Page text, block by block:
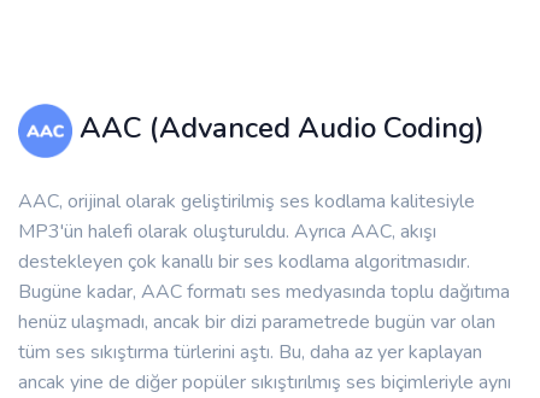
AAC (Advanced Audio Coding)
AAC, orijinal olarak geliştirilmiş ses kodlama kalitesiyle
MP3'ün halefi olarak oluşturuldu. Ayrıca AAC, akışı
destekleyen çok kanallı bir ses kodlama algoritmasıdır.
Bugüne kadar, AAC formatı ses medyasında toplu dağıtıma
henüz ulaşmadı, ancak bir dizi parametrede bugün var olan
tüm ses sıkıştırma türlerini aştı. Bu, daha az yer kaplayan
ancak yine de diğer popüler sıkıştırılmış ses biçimleriyle aynı